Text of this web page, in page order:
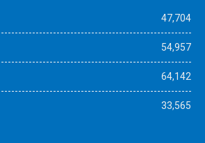
47,704
54,957
64,142
33,565